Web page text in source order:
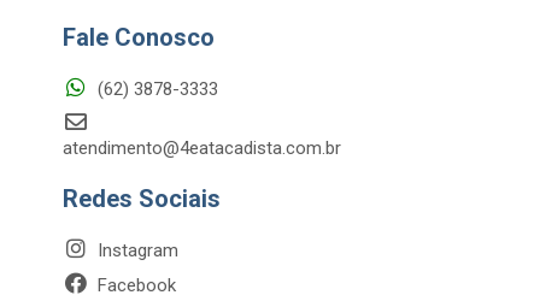
Fale Conosco
(62) 3878-3333
atendimento@4eatacadista.com.br
Redes Sociais
Instagram
Facebook